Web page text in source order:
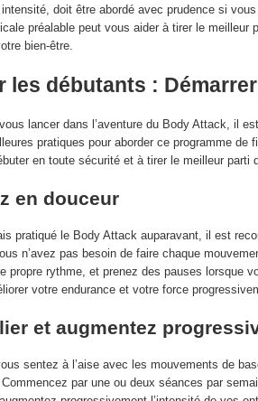
intensité, doit être abordé avec prudence si
préalable peut vous aider à tirer le
bien-être.
les débutants :
lancer dans l’aventure du Body Attack, il
pratiques pour aborder ce programme de
en toute sécurité et à tirer le meilleur parti
en douceur
pratiqué le Body Attack auparavant, il est
n’avez pas besoin de faire chaque
propre rythme, et prenez des pauses lorsque
votre endurance et votre force
et augmentez
sentez à l’aise avec les mouvements de
par une ou deux séances par